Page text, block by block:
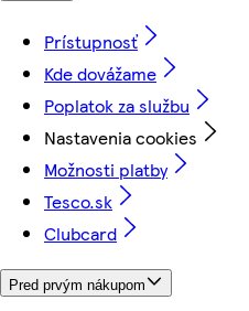
Prístupnosť
Kde dovážame
Poplatok za službu
Nastavenia cookies
Možnosti platby
Tesco.sk
Clubcard
Pred prvým nákupom